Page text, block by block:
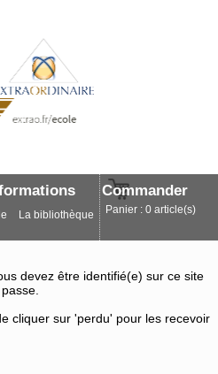
La bibliothèque
Commander
Panier : 0 article(s)
devez être identifié(e) sur ce site
cliquer sur 'perdu' pour les recevoir